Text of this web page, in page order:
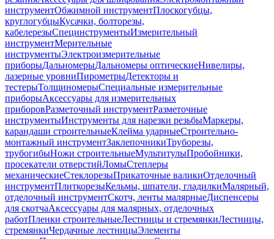
инструментОбжимной инструментПлоскогубцы,
круглогубцыКусачки, болторезы,
кабелерезыСпецинструментыИзмерительный
инструментМерительные
инструментыЭлектроизмерительные
приборыДальномерыДальномеры оптическиеНивелиры,
лазерные уровниПирометрыДетекторы и
тестерыТолщиномерыСпециальные измерительные
приборыАксессуары для измерительных
приборовРазметочный инструментРазметочные
инструментыИнструменты для нарезки резьбыМаркеры,
карандаши строительныеКлейма ударныеСтроительно-
монтажный инструментЗаклепочникиТруборезы,
трубогибыНожи строительныеМультитулыПробойники,
просекатели отверстийЛомыСтеплеры
механическиеСтеклорезыПрикаточные валикиОтделочный
инструментПлиткорезыКельмы, шпатели, гладилкиМалярный,
отделочный инструментСкотч, ленты малярныеДиспенсеры
для скотчаАксессуары для малярных, отделочных
работПленки строительныеЛестницы и стремянкиЛестницы,
стремянкиЧердачные лестницыЭлементы